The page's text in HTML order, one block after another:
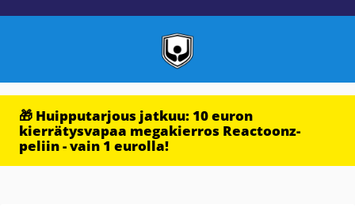
🎁 Huipputarjous jatkuu: 10 euron
kierrätysvapaa megakierros Reactoonz-
peliin - vain 1 eurolla!